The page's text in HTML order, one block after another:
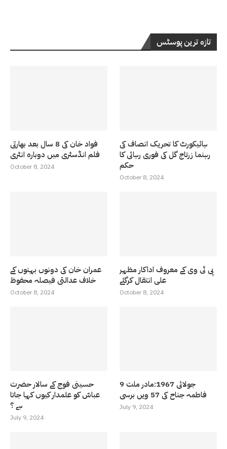
تازہ ترین پوسٹس
فواد خان کی 8 سال بعد بھارتی
فلم انڈسٹری میں دوبارہ انٹری
October 8, 2024
ہائیکورٹ کا تحریک انصاف کی
رہنما زرتاج گل کی فوری رہائی کا
حکم
October 8, 2024
عمران خان کی دونوں بہنوں کے
خلاف عدالتی فیصلہ محفوظ
October 8, 2024
پی ٹی وی کے معروف اداکار مظہر
علی انتقال کرگئے
October 8, 2024
حسینی فوج کے سالار حضرت
عباسّ کو علمدار کیوں کہا جاتا
ہے ؟
July 9, 2024
9 جولائی 1967:مادر ملت
فاطمہ جناح کی 57 ویں برسی
July 9, 2024